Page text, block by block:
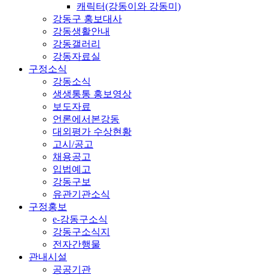
캐릭터(강동이와 강동미)
강동구 홍보대사
강동생활안내
강동갤러리
강동자료실
구정소식
강동소식
생생통통 홍보영상
보도자료
언론에서본강동
대외평가 수상현황
고시/공고
채용공고
입법예고
강동구보
유관기관소식
구정홍보
e-강동구소식
강동구소식지
전자간행물
관내시설
공공기관